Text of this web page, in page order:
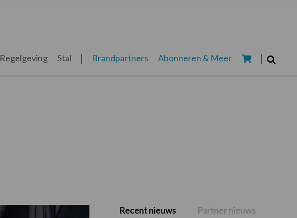
Regelgeving Stal Brandpartners Abonneren & Meer
Primaire
Recent nieuws Partner nieuws